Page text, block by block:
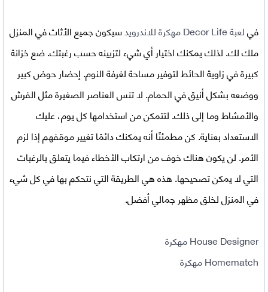
فيلعبة Decor Life مهكرة للاندرويد
سيكون جميع الأثاث في المنزل
ملك لك. لذلك يمكنك اختيار أي شيء لتزيينه حسب رغبتك. ضع خزانة
كبيرة في زاوية الحائط لتوفير مساحة لغرفة النوم. إحضار حوض كبير
ووضعه بشكل أنيق في الحمام. لا تنس العناصر الصغيرة مثل الفرش
والأمشاط وما إلى ذلك. لتتمكن من استخدامها كل يوم، عليك
الاستعداد بعناية. كن مطمئنًا أنه يمكنك دائمًا تغيير موقفهم إذا لزم
الأمر. لن يكون هناك خوف من ارتكاب الأخطاء فيما يتعلق بالرغبات
التي لا يمكن تصحيحها. هذه هي الطريقة التي نتحكم بها في كل شيء
في المنزل لخلق مظهر جمالي أفضل.
House Designer مهكرة
Homematch مهكرة